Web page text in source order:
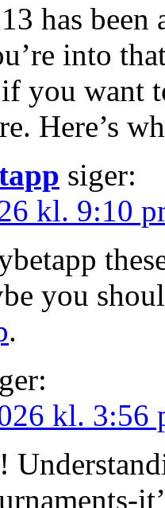
has
into
you want
Here’s
siger:
kl. 9:10
you
.
kl. 3:56